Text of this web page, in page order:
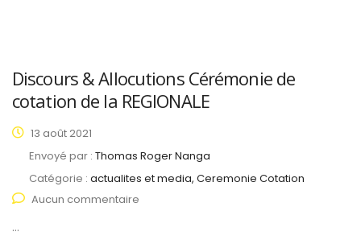
Discours & Allocutions Cérémonie de
cotation de la REGIONALE
13 août 2021
Envoyé par : Thomas Roger Nanga
Catégorie : actualites et media, Ceremonie Cotation
Aucun commentaire
…